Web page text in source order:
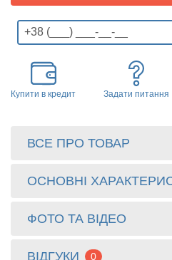
Купити в кредит Задати питання
ВСЕ ПРО ТОВАР
ОСНОВНІ
ФОТО ТА ВІДЕО
ВІДГУКИ 0